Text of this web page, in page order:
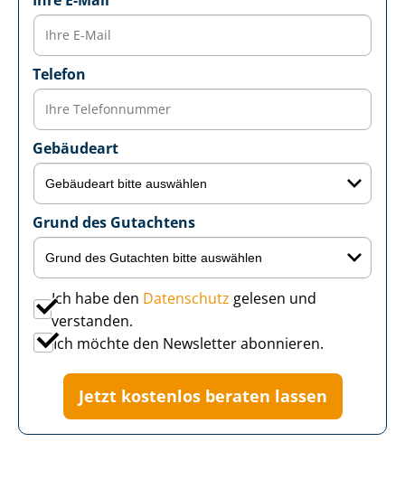
Telefon
Gebäudeart
Grund des Gutachtens
Ich habe den Datenschutz gelesen und
verstanden.
Ich möchte den Newsletter abonnieren.
Jetzt kostenlos beraten lassen